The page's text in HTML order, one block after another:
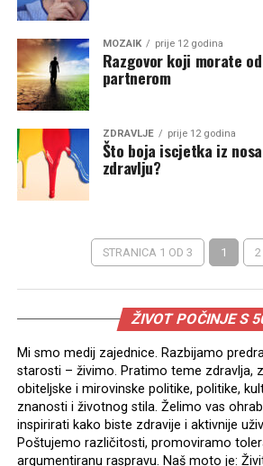
MOZAIK prije 12 godina
Razgovor koji morate
partnerom
ZDRAVLJE prije 12 godina
Što boja iscjetka iz
zdravlju?
STRANICA 1 OD 3 1 2
ŽIVOT POČINJE S
Mi smo medij zajednice. Razbijamo
starosti – živimo. Pratimo teme zdravlja,
obiteljske i mirovinske politike, politike,
znanosti i životnog stila. Želimo vas
inspirirati kako biste zdravije i aktivnije
Poštujemo različitosti, promoviramo
argumentiranu raspravu. Naš moto je: